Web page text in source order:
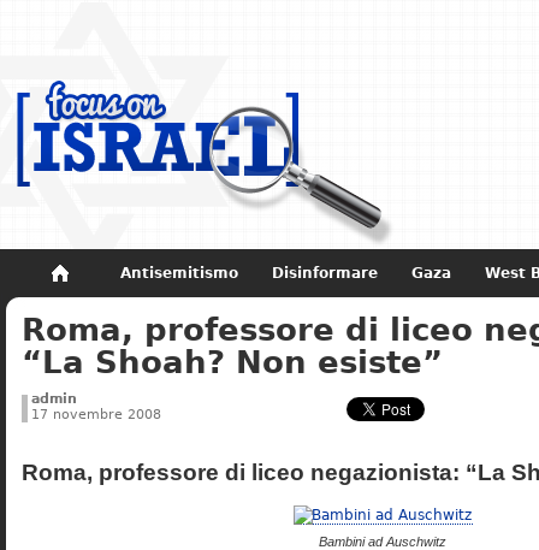
Antisemitismo Disinformare Gaza West
Non dimenticare Storia di Israele
Roma, professore di liceo
“La Shoah? Non esiste”
admin
17 novembre 2008
Roma, professore di liceo negazionista: “La
Bambini ad Auschwitz